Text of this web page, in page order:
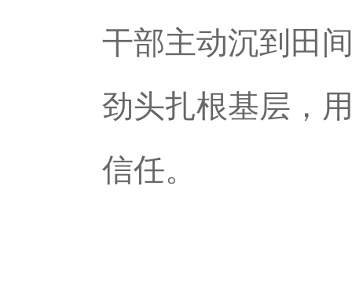
干部主动沉到田
劲头扎根基层，
信任。